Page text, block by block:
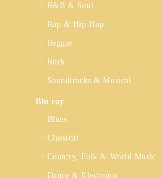
R&B & Soul
Rap & Hip Hop
Reggae
Rock
Soundtracks & Musical
Blu ray
Blues
Classical
Country, Folk & World Music
Dance & Electronic